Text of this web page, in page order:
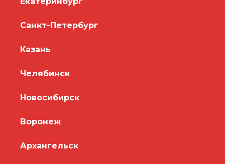
Санкт-Петербург
Казань
Челябинск
Новосибирск
Воронеж
Архангельск